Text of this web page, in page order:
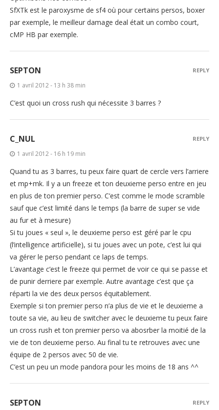
SfXTk est le paroxysme de sf4 où pour certains persos, boxer
par exemple, le meilleur damage deal était un combo court,
cMP HB par exemple.
SEPTON
1 avril 2012 - 13 h 38 min
C’est quoi un cross rush qui nécessite 3 barres ?
REPLY
C_NUL
1 avril 2012 - 16 h 19 min
Quand tu as 3 barres, tu peux faire quart de cercle vers l’arriere
et mp+mk. Il y a un freeze et ton deuxieme perso entre en jeu
en plus de ton premier perso. C’est comme le mode scramble
sauf que c’est limité dans le temps (la barre de super se vide
au fur et à mesure)
Si tu joues « seul », le deuxieme perso est géré par le cpu
(l’intelligence artificielle), si tu joues avec un pote, c’est lui qui
va gérer le perso pendant ce laps de temps.
L’avantage c’est le freeze qui permet de voir ce qui se passe et
de punir derriere par exemple. Autre avantage c’est que ça
réparti la vie des deux persos équitablement.
Exemple si ton premier perso n’a plus de vie et le deuxieme a
toute sa vie, au lieu de switcher avec le deuxieme tu peux faire
un cross rush et ton premier perso va abosrber la moitié de la
vie de ton deuxieme perso. Au final tu te retrouves avec une
équipe de 2 persos avec 50 de vie.
C’est un peu un mode pandora pour les moins de 18 ans ^^
REPLY
SEPTON REPLY